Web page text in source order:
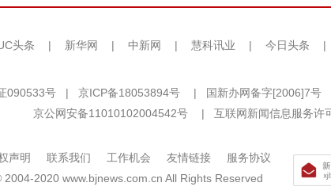
头条 | 新华网 | 中新网 | 慧科讯业 | 今日头条 |
090533号 | 京ICP备18053894号 | 国新办网备字[2006]7号
京公网安备11010102004542号
| 互联网新闻信息服务许
声明 联系我们 工作机会 友情链接
服务协议
2020 www.bjnews.com.cn All Rights Reserved